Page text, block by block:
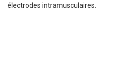
électrodes intramusculaires.